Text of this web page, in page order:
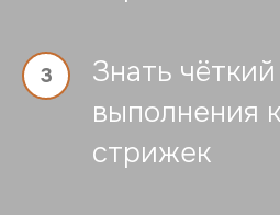
Знать
выполнения
стрижек